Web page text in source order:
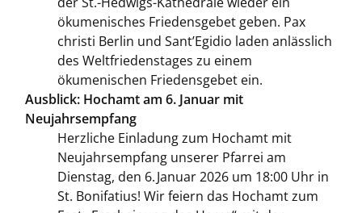
ökumenisches Friedensgebet geben. Pax
christi Berlin und Sant’Egidio laden anlässlich
des Weltfriedenstages zu einem
ökumenischen Friedensgebet ein.
Ausblick: Hochamt am 6. Januar mit
Neujahrsempfang
Herzliche Einladung zum Hochamt mit
Neujahrsempfang unserer Pfarrei am
Dienstag, den 6. Januar 2026 um 18:00 Uhr in
St. Bonifatius! Wir feiern das Hochamt zum